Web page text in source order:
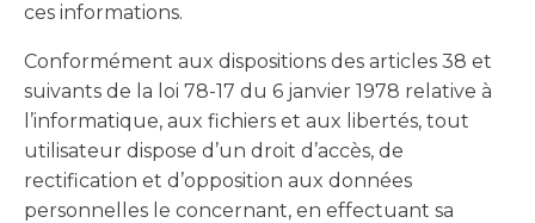
ces informations.
Conformément aux dispositions des articles 38 et
suivants de la loi 78-17 du 6 janvier 1978 relative à
l’informatique, aux fichiers et aux libertés, tout
utilisateur dispose d’un droit d’accès, de
rectification et d’opposition aux données
personnelles le concernant, en effectuant sa